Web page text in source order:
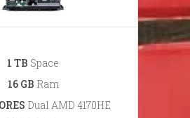
1 TB Space
16 GB Ram
Dual AMD 4170HE